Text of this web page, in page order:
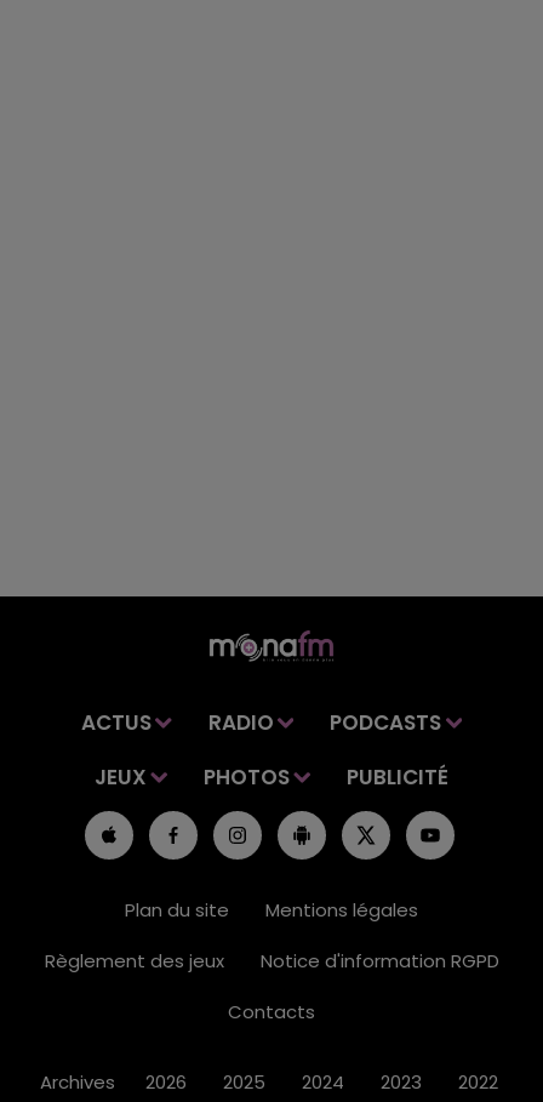
ACTUS RADIO
PODCASTS
JEUX
PHOTOS PUBLICITÉ
Plan du site
Mentions légales
Règlement des jeux
Notice d'information RGPD
Contacts
Archives 2026 2025 2024 2023 2022